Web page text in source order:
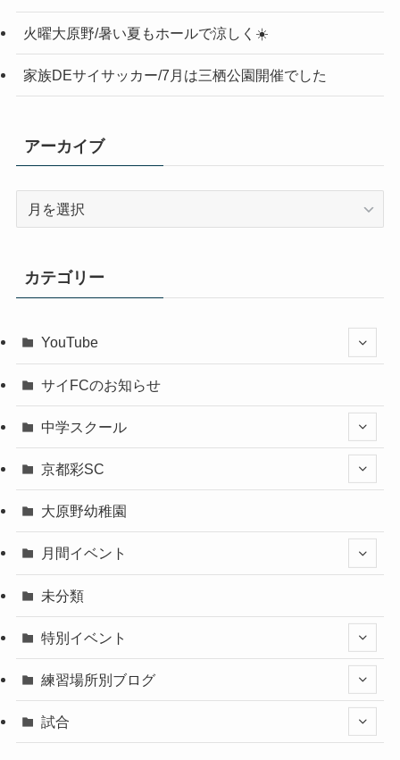
火曜大原野/暑い夏もホールで涼しく☀️
家族DEサイサッカー/7月は三栖公園開催でした
アーカイブ
ブ
カテゴリー
YouTube
サイFCのお知らせ
中学スクール
京都彩SC
大原野幼稚園
月間イベント
未分類
特別イベント
練習場所別ブログ
試合